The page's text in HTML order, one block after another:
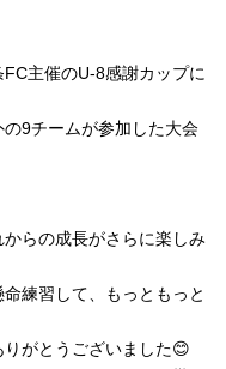
主催のU-8感謝カップに
9チームが参加した大会
らの成長がさらに楽しみ
練習して、もっともっと
がとうございました😊